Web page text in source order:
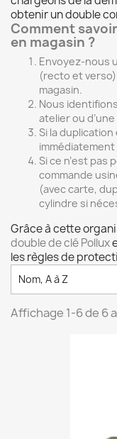
obtenir un double
Comment
en magasin ?
Envoyez‑nous
(recto et
magasin.
Nous identifions
atelier ou d’une
Si la
Si ce n’est pas
commande
(avec carte,
cylindre si
Grâce à cette
double de clé Pollux
les règles de
Nom, A à Z
Affichage 1-6 de 6